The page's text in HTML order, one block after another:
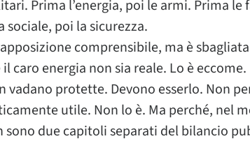
Prima l’energia, poi le armi. Prima
sociale, poi la sicurezza.
comprensibile, ma è
caro energia non sia reale. Lo è
vadano protette. Devono esserlo. Non
utile. Non lo è. Ma perché, nel
sono due capitoli separati del bilancio